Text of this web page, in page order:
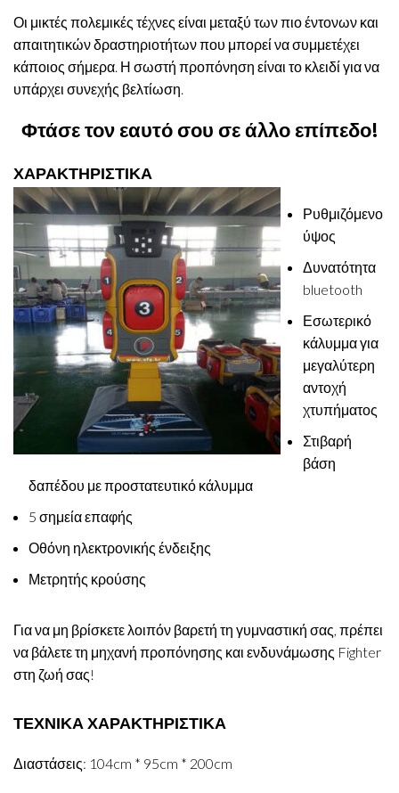
Οι μικτές πολεμικές τέχνες είναι μεταξύ των πιο έντονων και
απαιτητικών δραστηριοτήτων που μπορεί να συμμετέχει
κάποιος σήμερα. Η σωστή προπόνηση είναι το κλειδί για να
υπάρχει συνεχής βελτίωση.
Φτάσε τον εαυτό σου σε άλλο επίπεδο!
ΧΑΡΑΚΤΗΡΙΣΤΙΚΑ
Ρυθμιζόμενο
ύψος
Δυνατότητα
bluetooth
Εσωτερικό
κάλυμμα για
μεγαλύτερη
αντοχή
χτυπήματος
Στιβαρή
βάση
δαπέδου με προστατευτικό κάλυμμα
5 σημεία επαφής
Οθόνη ηλεκτρονικής ένδειξης
Μετρητής κρούσης
Για να μη βρίσκετε λοιπόν βαρετή τη γυμναστική σας, πρέπει
να βάλετε τη μηχανή προπόνησης και ενδυνάμωσης Fighter
στη ζωή σας!
ΤΕΧΝΙΚΑ ΧΑΡΑΚΤΗΡΙΣΤΙΚΑ
Διαστάσεις: 104cm * 95cm * 200cm